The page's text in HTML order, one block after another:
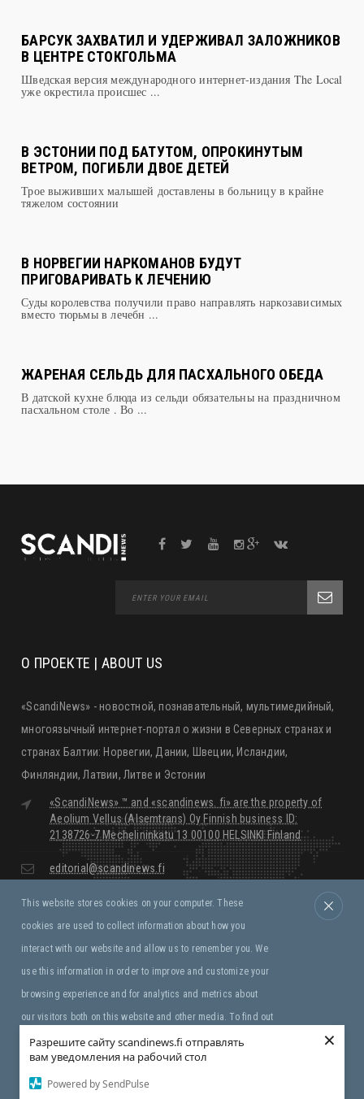
Разрешите сайту scandinews.fi отправлять
вам уведомления на рабочий стол
Powered by SendPulse
×
БАРСУК ЗАХВАТИЛ И УДЕРЖИВАЛ ЗАЛОЖНИКОВ
В ЦЕНТРЕ СТОКГОЛЬМА
Шведская версия международного интернет-издания The Local
В ЭСТОНИИ ПОД БАТУТОМ, ОПРОКИНУТЫМ
ВЕТРОМ, ПОГИБЛИ ДВОЕ ДЕТЕЙ
В НОРВЕГИИ НАРКОМАНОВ БУДУТ
ПРИГОВАРИВАТЬ К ЛЕЧЕНИЮ
Суды королевства получили право направлять наркозависимых
ЖАРЕНАЯ СЕЛЬДЬ ДЛЯ ПАСХАЛЬНОГО ОБЕДА
«ScandiNews» - новостной, познавательный, мультимедийный,
многоязычный интернет-портал о жизни в Северных странах и
странах Балтии: Норвегии, Дании, Швеции, Исландии,
Финляндии, Латвии, Литве и Эстонии
«ScandiNews» ™ and «scandinews. fi» are the property of
Aeolium Vellus (Alsemtrans) Oy Finnish business ID:
2138726-7 Mechelininkatu 13 00100 HELSINKI Finland
Monday - Friday:09:00 - 18:00
Saturday, Sunday:
Closed
Правила и условия
Copyright © «ScandiNews» ™ Aeolium Vellus (Alsemtrans)
This website stores cookies on your computer. These
cookies are used to collect information about how you
interact with our website and allow us to remember you. We
use this information in order to improve and customize your
browsing experience and for analytics and metrics about
our visitors both on this website and other media. To find out
more about the cookies we use, see our Privacy Policy. If you
decline, your information won’t be tracked when you visit this
website. A single cookie will be used in your browser to